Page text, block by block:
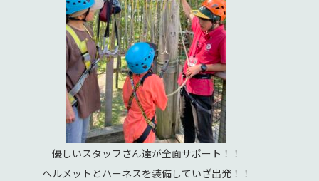
優しいスタッフさん達が全面サポート！！
ヘルメットとハーネスを装備していざ出発！！